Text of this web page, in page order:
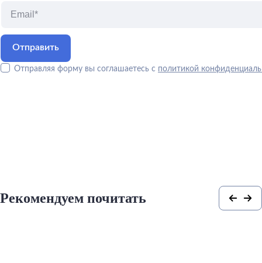
Отправляя форму вы соглашаетесь с политикой
Рекомендуем почитать